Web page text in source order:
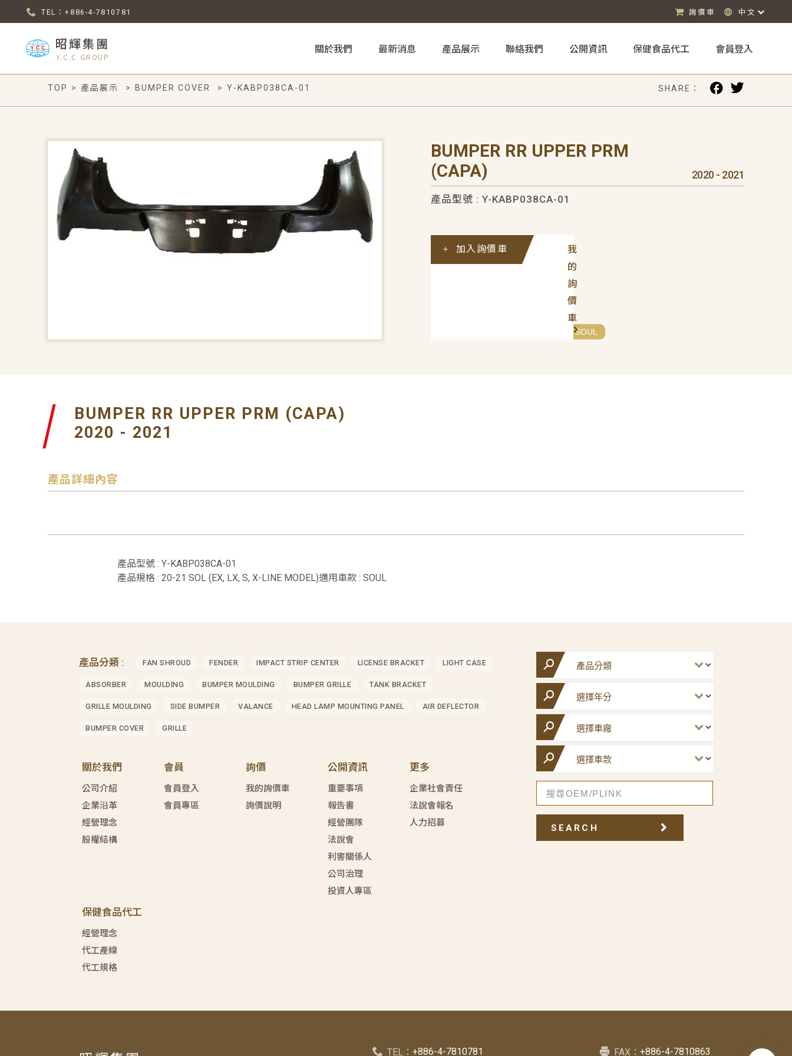
TEL：+886-4-7810781 詢價車 中文
昭輝集團
Y.C.C GROUP
關於我們 最新消息 產品展示 聯絡我們 公開資訊 保健食品代工 會員登入
TOP > 產品展示 > BUMPER COVER > Y-KABP038CA-01 SHARE：
BUMPER RR UPPER PRM
(CAPA)
2020 - 2021
產品型號 : Y-KABP038CA-01
我
的
詢
價
車
加入詢價車
# SOUL
BUMPER RR UPPER PRM (CAPA)
2020 - 2021
產品詳細內容
產品型號 : Y-KABP038CA-01
產品規格 : 20-21 SOL (EX, LX, S, X-LINE MODEL)適用車款 : SOUL
產品分類 : FAN SHROUD FENDER IMPACT STRIP CENTER LICENSE BRACKET LIGHT CASE
ABSORBER MOULDING BUMPER MOULDING BUMPER GRILLE TANK BRACKET
GRILLE MOULDING SIDE BUMPER VALANCE HEAD LAMP MOUNTING PANEL AIR DEFLECTOR
BUMPER COVER GRILLE
關於我們
公司介紹
企業沿革
經營理念
股權結構
會員
會員登入
會員專區
詢價
我的詢價車
詢價說明
公開資訊
重要事項
報告書
經營團隊
法說會
利害關係人
公司治理
投資人專區
更多
企業社會責任
法說會報名
人力招募
保健食品代工
經營理念
代工產線
代工規格
SEARCH
TEL： +886-4-7810781 FAX：+886-4-7810863